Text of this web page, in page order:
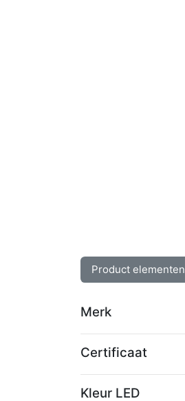
Product elementen
Merk
Certificaat
Kleur LED